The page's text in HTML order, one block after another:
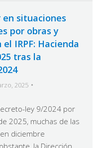
situaciones
por obras y
IRPF: Hacienda
tras la
2025
ley 9/2024 por
2025, muchas de las
diciembre
la Dirección